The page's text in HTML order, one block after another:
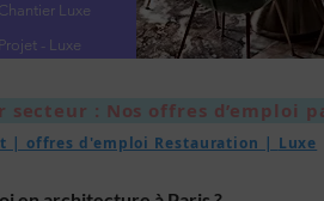
Luxe
- Luxe
: Nos offres d’emploi
| offres d'emploi Restauration | Luxe